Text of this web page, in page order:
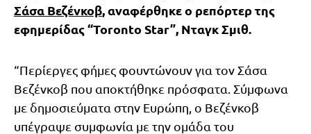
Σάσα Βεζένκοβ, αναφέρθηκε ο ρεπόρτερ της
εφημερίδας “Toronto Star”, Νταγκ Σμιθ.
“Περίεργες φήμες φουντώνουν για τον Σάσα
Βεζένκοβ που αποκτήθηκε πρόσφατα. Σύμφωνα
με δημοσιεύματα στην Ευρώπη, ο Βεζένκοβ
υπέγραψε συμφωνία με την ομάδα του